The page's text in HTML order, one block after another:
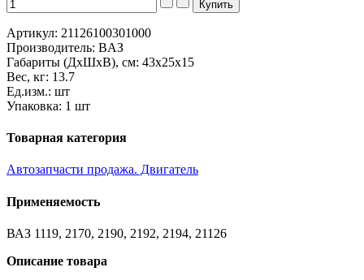
Артикул: 21126100301000
Производитель: BАЗ
Габариты (ДxШxВ), см: 43x25x15
Вес, кг: 13.7
Ед.изм.: шт
Упаковка: 1 шт
Товарная категория
Автозапчасти продажа. Двигатель
Применяемость
ВАЗ 1119, 2170, 2190, 2192, 2194, 21126
Описание товара